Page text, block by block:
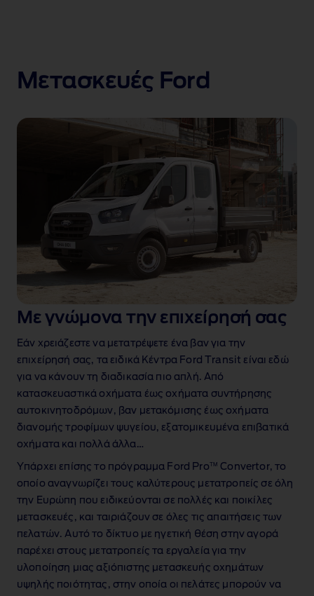
Μετασκευές Ford
Με γνώμονα την επιχείρησή σας
Εάν χρειάζεστε να μετατρέψετε ένα βαν για την
επιχείρησή σας, τα ειδικά Κέντρα Ford Transit είναι εδώ
για να κάνουν τη διαδικασία πιο απλή. Από
κατασκευαστικά οχήματα έως οχήματα συντήρησης
αυτοκινητοδρόμων, βαν μετακόμισης έως οχήματα
διανομής τροφίμων ψυγείου, εξατομικευμένα επιβατικά
οχήματα και πολλά άλλα…
Υπάρχει επίσης το πρόγραμμα Ford ProTM
Convertor, το
οποίο αναγνωρίζει τους καλύτερους μετατροπείς σε όλη
την Ευρώπη που ειδικεύονται σε πολλές και ποικίλες
μετασκευές, και ταιριάζουν σε όλες τις απαιτήσεις των
πελατών. Αυτό το δίκτυο με ηγετική θέση στην αγορά
παρέχει στους μετατροπείς τα εργαλεία για την
υλοποίηση μιας αξιόπιστης μετασκευής οχημάτων
υψηλής ποιότητας, στην οποία οι πελάτες μπορούν να